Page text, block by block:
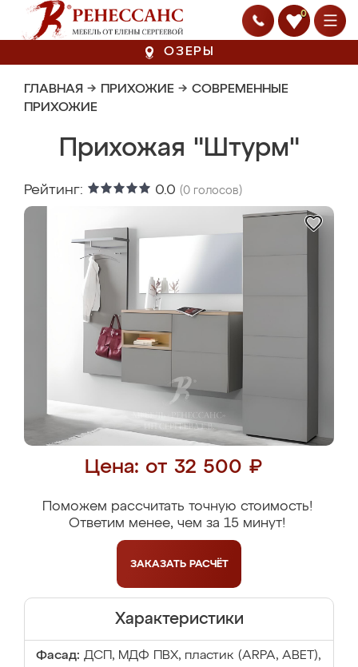
0
ОЗЕРЫ
ГЛАВНАЯ → ПРИХОЖИЕ → СОВРЕМЕННЫЕ
ПРИХОЖИЕ
Прихожая "Штурм"
Рейтинг: 0.0 (0 голосов)
Цена: от 32 500 ₽
Поможем рассчитать точную стоимость!
Ответим менее, чем за 15 минут!
ЗАКАЗАТЬ РАСЧЁТ
Характеристики
Фасад: ДСП, МДФ ПВХ, пластик (ARPA, ABET),